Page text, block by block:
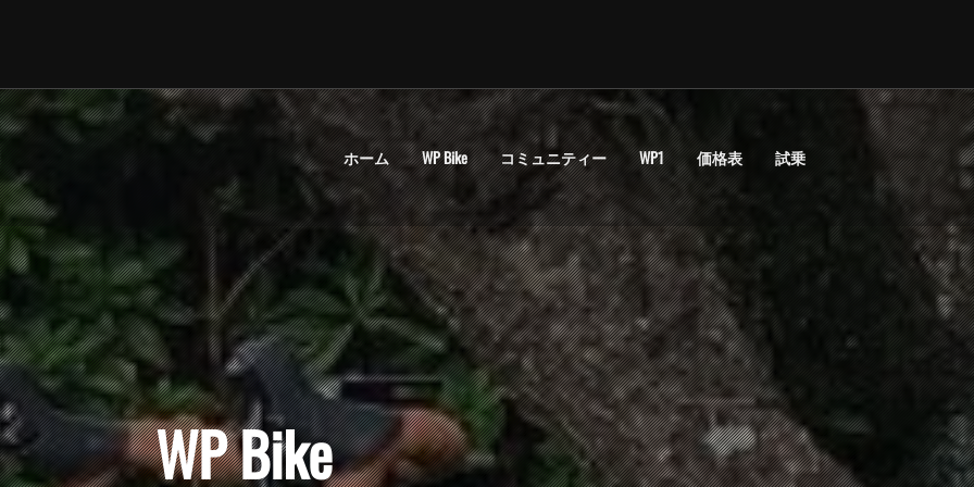
ホーム WP Bike コミュニティー WP1 価格表 試乗
WP Bike